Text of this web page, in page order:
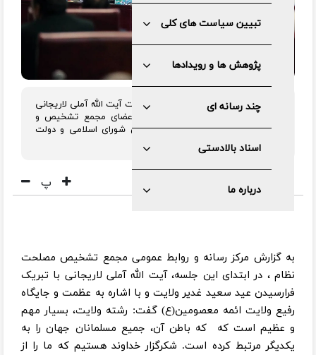
تبیین سیاست های کلی
پژوهش ها و رویدادها
چند رسانه ای
اسناد بالادستی
درباره ما
مجمع تشخیص مصلحت نظام، به ریاست آیت الله آملی لاریجانی
و با حضور روسای سه قوه، دبیر و اعضای مجمع تشخیص و
جمعی از فقها و نمایندگانی از مجلس شورای اسلامی و دولت
تشکیل جلسه داد.
پ
به گزارش مرکز رسانه و روابط عمومی مجمع تشخیص مصلحت
نظام ، در ابتدای این جلسه، آیت الله آملی لاریجانی با تبریک
فرارسیدن عید سعید غدیر ولایت و با اشاره به عظمت و جایگاه
رفیع ولایت ائمه معصومین(ع) گفت: رشته ولایت، بسیار مهم
و عظیم است که که باطن آن، جمیع مسلمانان جهان را به
یکدیگر مرتبط کرده است. شکرگزار خداوند هستیم که ما را از